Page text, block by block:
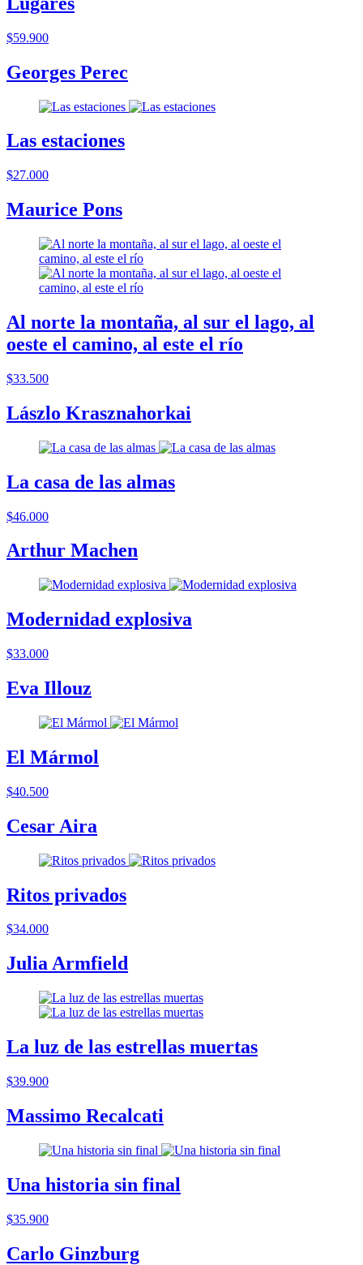
$59.900
Georges Perec
Las estaciones
$27.000
Maurice Pons
Al norte la montaña, al sur el lago, al
oeste el camino, al este el río
$33.500
Lászlo Krasznahorkai
La casa de las almas
$46.000
Arthur Machen
Modernidad explosiva
$33.000
Eva Illouz
El Mármol
$40.500
Cesar Aira
Ritos privados
$34.000
Julia Armfield
La luz de las estrellas muertas
$39.900
Massimo Recalcati
Una historia sin final
$35.900
Carlo Ginzburg